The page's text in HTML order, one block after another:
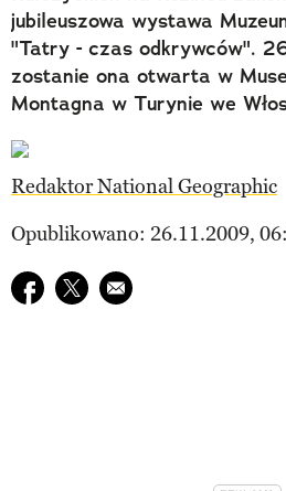
jubileuszowa wystawa
"Tatry - czas odkrywców".
zostanie ona otwarta w
Montagna w Turynie we
Redaktor National Geographic
Opublikowano: 26.11.2009,
Udostępnij na facebook
Udostępnij na twitter
E-mail do przyjaciela